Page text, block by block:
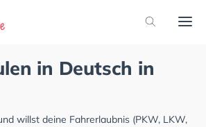
in Deutsch in
willst deine Fahrerlaubnis (PKW, LKW,